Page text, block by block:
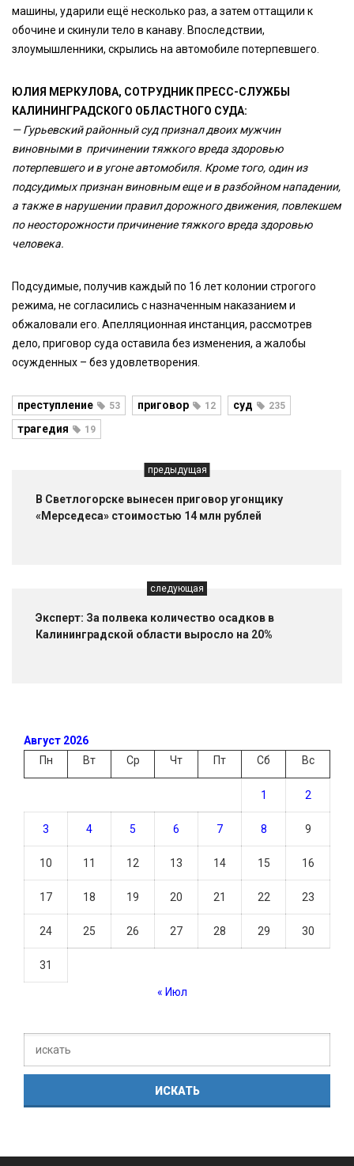
машины, ударили ещё несколько раз, а затем оттащили к
обочине и скинули тело в канаву. Впоследствии,
злоумышленники, скрылись на автомобиле потерпевшего.
ЮЛИЯ МЕРКУЛОВА, СОТРУДНИК ПРЕСС-СЛУЖБЫ
КАЛИНИНГРАДСКОГО ОБЛАСТНОГО СУДА:
— Гурьевский районный суд признал двоих мужчин
виновными в причинении тяжкого вреда здоровью
потерпевшего и в угоне автомобиля. Кроме того, один из
подсудимых признан виновным еще и в разбойном нападении,
а также в нарушении правил дорожного движения, повлекшем
по неосторожности причинение тяжкого вреда здоровью
человека.
Подсудимые, получив каждый по 16 лет колонии строгого
режима, не согласились с назначенным наказанием и
обжаловали его. Апелляционная инстанция, рассмотрев
дело, приговор суда оставила без изменения, а жалобы
осужденных – без удовлетворения.
преступление 53 приговор 12 суд 235
трагедия 19
предыдущая
В Светлогорске вынесен приговор угонщику
«Мерседеса» стоимостью 14 млн рублей
следующая
Эксперт: За полвека количество осадков в
Калининградской области выросло на 20%
Август 2026
Пн
Вт Ср Чт Пт Сб Вс
1 2
3 4 5 6 7 8 9
10 11 12 13 14 15 16
17 18 19 20 21 22 23
24 25 26 27 28 29 30
31
« Июл